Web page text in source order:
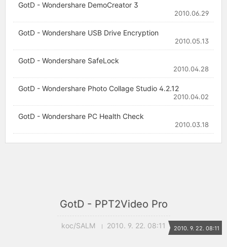
GotD - Wondershare DemoCreator 3
2010.06.29
GotD - Wondershare USB Drive Encryption
2010.05.13
GotD - Wondershare SafeLock
2010.04.28
GotD - Wondershare Photo Collage Studio 4.2.12
2010.04.02
GotD - Wondershare PC Health Check
2010.03.18
GotD - PPT2Video Pro
koc/SALM 2010. 9. 22. 08:11 2010. 9. 22. 08:11